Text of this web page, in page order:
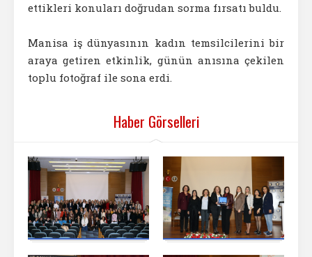
ettikleri konuları doğrudan sorma fırsatı buldu.
Manisa iş dünyasının kadın temsilcilerini bir
araya getiren etkinlik, günün anısına çekilen
toplu fotoğraf ile sona erdi.
Haber Görselleri